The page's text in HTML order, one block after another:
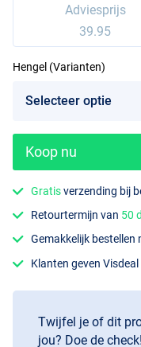
Adviesprijs
39.95
Hengel (Varianten)
Koop nu
Gratisverzending bij
Retourtermijn van 50
Gemakkelijk
Klanten geven
Twijfel je of dit
jou? Doe de check!